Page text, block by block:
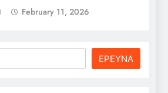
February 11, 2026
ΕΡΕΥΝΑ